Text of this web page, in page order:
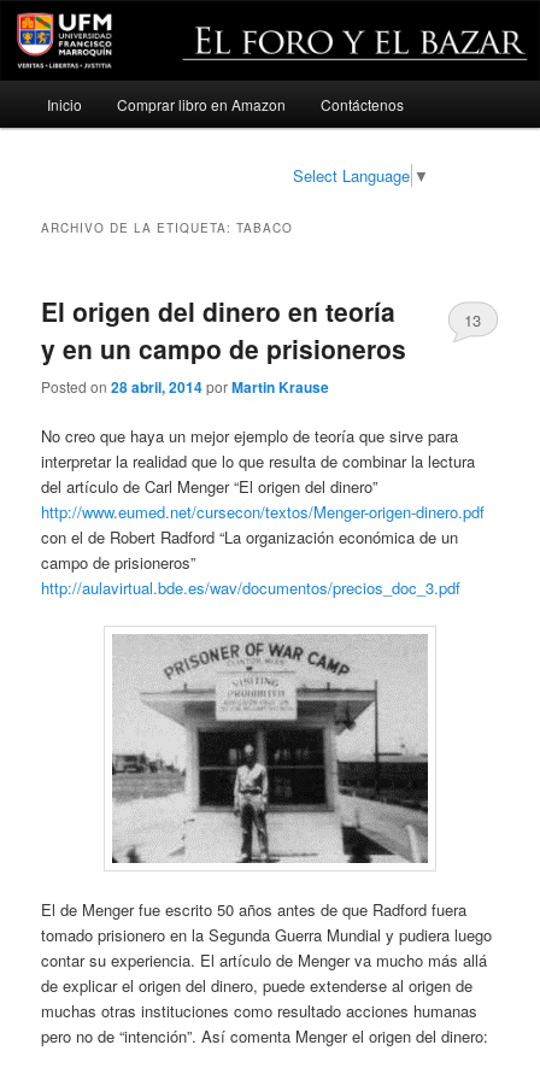
Ir
Ir
Inicio Comprar libro en Amazon Contáctenos
Select Language ▼
ARCHIVO DE LA ETIQUETA:TABACO
El origen del dinero en teoría
y en un campo de prisioneros
Posted on28 abril, 2014porMartin Krause
13
No creo que haya un mejor ejemplo de teoría que sirve para
interpretar la realidad que lo que resulta de combinar la lectura
del artículo de Carl Menger “El origen del dinero”
http://www.eumed.net/cursecon/textos/Menger-origen-dinero.pdf
con el de Robert Radford “La organización económica de un
campo de prisioneros”
http://aulavirtual.bde.es/wav/documentos/precios_doc_3.pdf
El de Menger fue escrito 50 años antes de que Radford fuera
tomado prisionero en la Segunda Guerra Mundial y pudiera luego
contar su experiencia. El artículo de Menger va mucho más allá
de explicar el origen del dinero, puede extenderse al origen de
muchas otras instituciones como resultado acciones humanas
pero no de “intención”. Así comenta Menger el origen del dinero: